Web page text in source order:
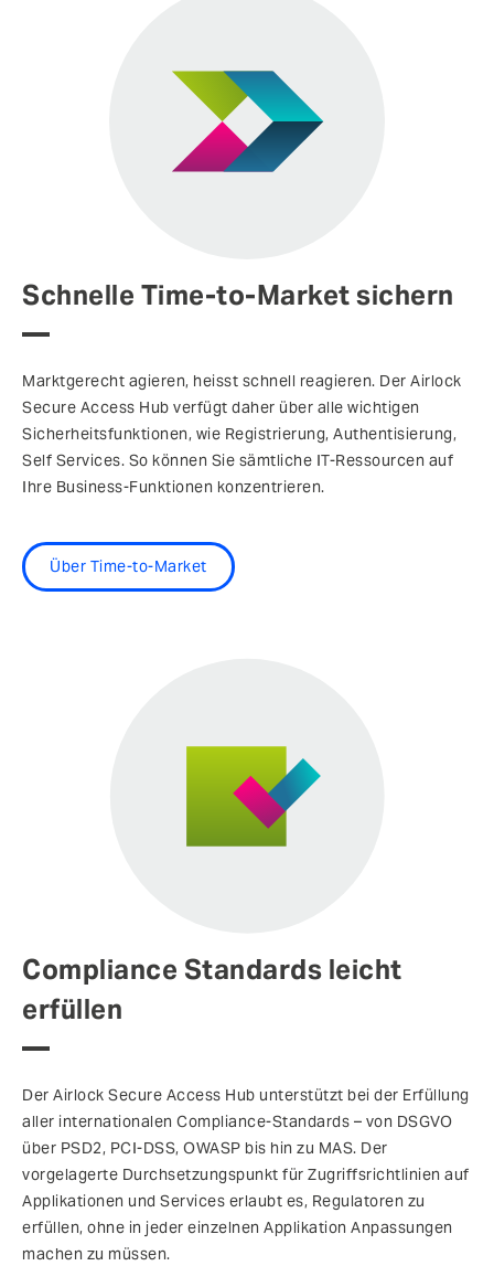
Schnelle Time-to-Market sichern
Marktgerecht agieren, heisst schnell reagieren. Der Airlock
Secure Access Hub verfügt daher über alle wichtigen
Sicherheitsfunktionen, wie Registrierung, Authentisierung,
Self Services. So können Sie sämtliche IT-Ressourcen auf
Ihre Business-Funktionen konzentrieren.
Über Time-to-Market
Compliance Standards leicht
erfüllen
Der Airlock Secure Access Hub unterstützt bei der Erfüllung
aller internationalen Compliance-Standards – von DSGVO
über PSD2, PCI-DSS, OWASP bis hin zu MAS. Der
vorgelagerte Durchsetzungspunkt für Zugriffsrichtlinien auf
Applikationen und Services erlaubt es, Regulatoren zu
erfüllen, ohne in jeder einzelnen Applikation Anpassungen
machen zu müssen.